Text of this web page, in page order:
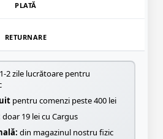
PLATĂ
RETURNARE
1-2 zile lucrătoare pentru
pentru comenzi peste 400 lei
doar 19 lei cu Cargus
din magazinul nostru fizic